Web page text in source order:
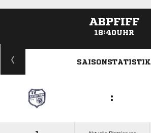
ABPFIFF
18:40UHR
ANZEIGE
SAISONSTATISTIK
: